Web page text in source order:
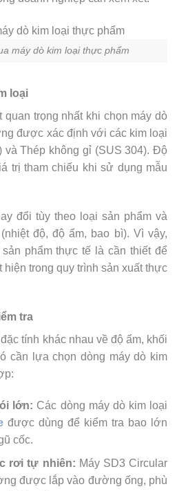
máy dò kim loại thực phẩm
loại
trọng nhất khi chọn máy dò
được xác định với các kim loại
và Thép không gỉ (SUS 304). Độ
trị tham chiếu khi sử dụng mẫu
đổi tùy theo loại sản phẩm và
độ, độ ẩm, bao bì). Vì vậy,
phẩm thực tế là cần thiết để
hiện trong quy trình sản xuất thực
tra
tính khác nhau về độ ẩm, khối
cần lựa chọn dòng máy dò kim
lớn: Các dòng máy dò kim loại
được dùng để kiểm tra bao lớn
cốc.
rơi tự nhiên: Máy SD3 Circular
được lắp vào đường ống, phù